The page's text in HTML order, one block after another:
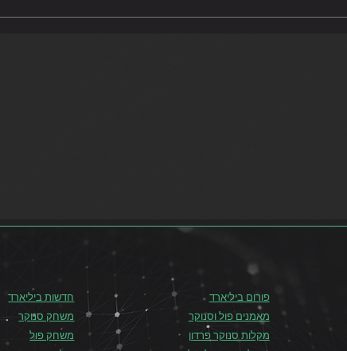
עדן שרב ניצח את שון מרפי
פורום ביליארד
מאמנים פול וסנוקר
מקלות סנוקר פרדון
חדשות ביליארד
משחק סנוקר
משחק פול